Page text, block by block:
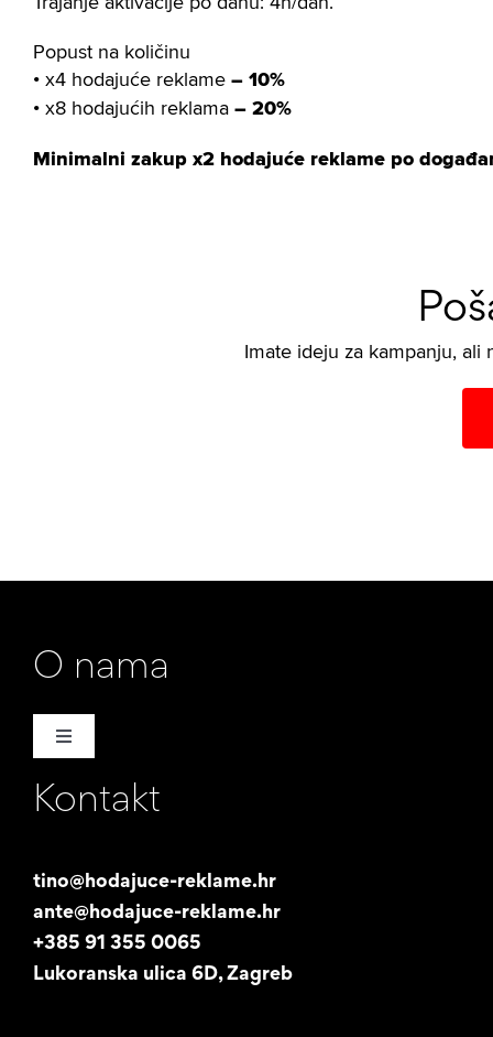
Popust na količinu
• x4 hodajuće reklame – 10%
• x8 hodajućih reklama – 20%
Minimalni zakup x2 hodajuće reklame po
Imate ideju za kampanju, ali
O nama
Toggle
Naša priča
Studentski posao
Kontakt
tino@hodajuce-reklame.hr
ante@hodajuce-reklame.hr
+385 91 355 0065
Lukoranska ulica 6D, Zagreb